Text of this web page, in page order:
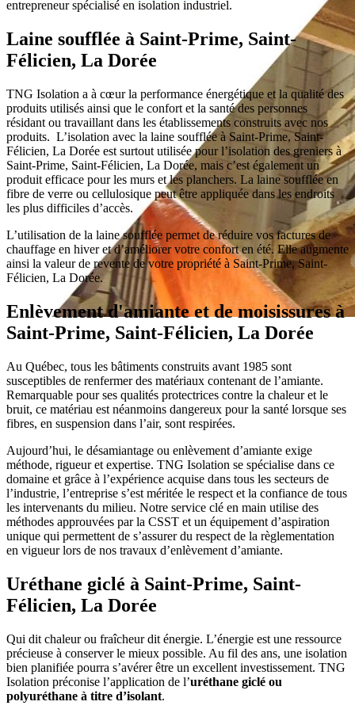
entrepreneur spécialisé en isolation industriel.
Laine soufflée à Saint-Prime, Saint-
Félicien, La Dorée
TNG Isolation a à cœur la performance énergétique et la qualité des
produits utilisés ainsi que le confort et la santé des personnes
résidant ou travaillant dans les établissements construits avec nos
produits. L’isolation avec la laine soufflée à Saint-Prime, Saint-
Félicien, La Dorée est surtout utilisée pour l’isolation des greniers à
Saint-Prime, Saint-Félicien, La Dorée, mais c’est également un
produit efficace pour les murs et les planchers. La laine soufflée en
fibre de verre ou cellulosique peut être appliquée dans les endroits
les plus difficiles d’accès.
L’utilisation de la laine soufflée permet de réduire vos factures de
chauffage en hiver et d’améliorer votre confort en été. Elle augmente
ainsi la valeur de revente de votre propriété à Saint-Prime, Saint-
Félicien, La Dorée.
Enlèvement d'amiante et de moisissures à
Saint-Prime, Saint-Félicien, La Dorée
Au Québec, tous les bâtiments construits avant 1985 sont
susceptibles de renfermer des matériaux contenant de l’amiante.
Remarquable pour ses qualités protectrices contre la chaleur et le
bruit, ce matériau est néanmoins dangereux pour la santé lorsque ses
fibres, en suspension dans l’air, sont respirées.
Aujourd’hui, le désamiantage ou enlèvement d’amiante exige
méthode, rigueur et expertise. TNG Isolation se spécialise dans ce
domaine et grâce à l’expérience acquise dans tous les secteurs de
l’industrie, l’entreprise s’est méritée le respect et la confiance de tous
les intervenants du milieu. Notre service clé en main utilise des
méthodes approuvées par la CSST et un équipement d’aspiration
unique qui permettent de s’assurer du respect de la règlementation
en vigueur lors de nos travaux d’enlèvement d’amiante.
Uréthane giclé à Saint-Prime, Saint-
Félicien, La Dorée
Qui dit chaleur ou fraîcheur dit énergie. L’énergie est une ressource
précieuse à conserver le mieux possible. Au fil des ans, une isolation
bien planifiée pourra s’avérer être un excellent investissement. TNG
Isolation préconise l’application de l’uréthane giclé ou
polyuréthane à titre d’isolant.